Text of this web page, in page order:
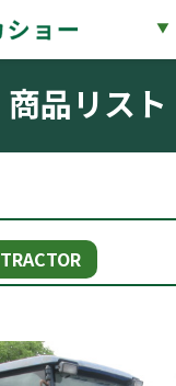
商品リスト
TRACTOR